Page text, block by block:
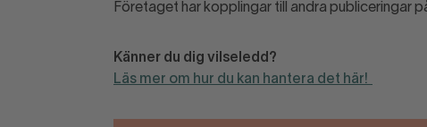
Företaget har kopplingar till andra publiceringar
Känner du dig vilseledd?
Läs mer om hur du kan hantera det här!